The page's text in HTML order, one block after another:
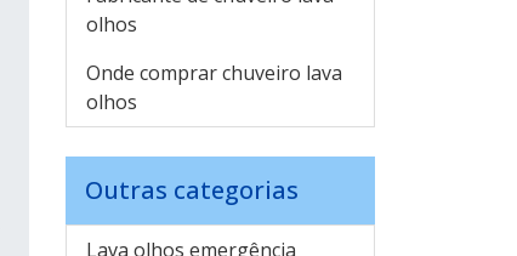
olhos
Onde comprar chuveiro lava
olhos
Outras categorias
Lava olhos emergência